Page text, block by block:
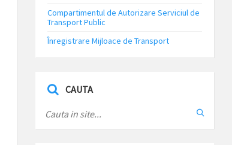
Compartimentul de Autorizare Serviciul de
Transport Public
Înregistrare Mijloace de Transport
CAUTA